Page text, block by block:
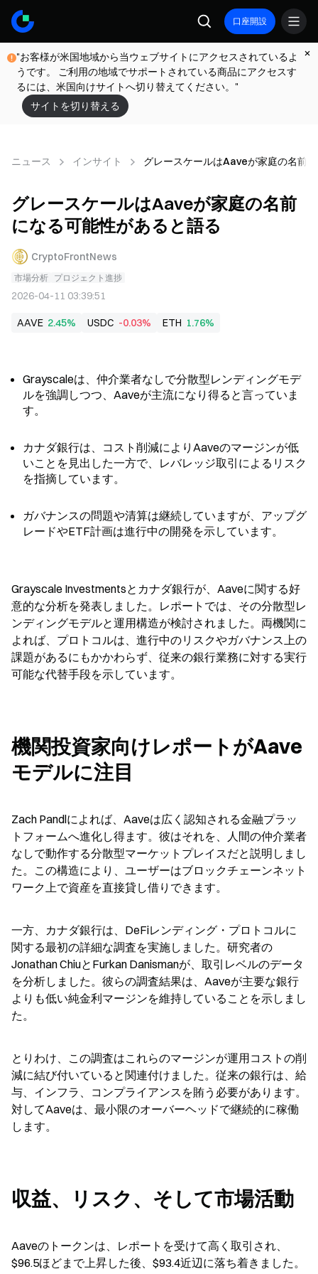
口座開設
"お客様が米国地域から当ウェブサイトにアクセスされているよ
うです。 ご利用の地域でサポートされている商品にアクセスす
るには、米国向けサイトへ切り替えてください。"
サイトを切り替える
ニュース インサイト グレースケールはAaveが家庭の名前
グレースケールはAaveが家庭の名前
になる可能性があると語る
CryptoFrontNews
市場分析 プロジェクト進捗
2026-04-11 03:39:51
AAVE 2.45% USDC -0.03% ETH 1.76%
Grayscaleは、仲介業者なしで分散型レンディングモデ
ルを強調しつつ、Aaveが主流になり得ると言っていま
す。
カナダ銀行は、コスト削減によりAaveのマージンが低
いことを見出した一方で、レバレッジ取引によるリスク
を指摘しています。
ガバナンスの問題や清算は継続していますが、アップグ
レードやETF計画は進行中の開発を示しています。
Grayscale Investmentsとカナダ銀行が、Aaveに関する好
意的な分析を発表しました。レポートでは、その分散型レ
ンディングモデルと運用構造が検討されました。両機関に
よれば、プロトコルは、進行中のリスクやガバナンス上の
課題があるにもかかわらず、従来の銀行業務に対する実行
可能な代替手段を示しています。
機関投資家向けレポートがAave
モデルに注目
Zach Pandlによれば、Aaveは広く認知される金融プラッ
トフォームへ進化し得ます。彼はそれを、人間の仲介業者
なしで動作する分散型マーケットプレイスだと説明しまし
た。この構造により、ユーザーはブロックチェーンネット
ワーク上で資産を直接貸し借りできます。
一方、カナダ銀行は、DeFiレンディング・プロトコルに
関する最初の詳細な調査を実施しました。研究者の
Jonathan ChiuとFurkan Danismanが、取引レベルのデータ
を分析しました。彼らの調査結果は、Aaveが主要な銀行
よりも低い純金利マージンを維持していることを示しまし
た。
とりわけ、この調査はこれらのマージンが運用コストの削
減に結び付いていると関連付けました。従来の銀行は、給
与、インフラ、コンプライアンスを賄う必要があります。
対してAaveは、最小限のオーバーヘッドで継続的に稼働
します。
収益、リスク、そして市場活動
Aaveのトークンは、レポートを受けて高く取引され、
$96.5ほどまで上昇した後、$93.4近辺に落ち着きました。